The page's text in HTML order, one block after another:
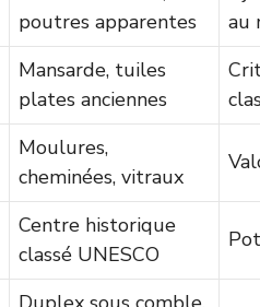
poutres apparentes
au
Mansarde, tuiles
plates anciennes
Moulures,
cheminées, vitraux
Centre historique
classé UNESCO